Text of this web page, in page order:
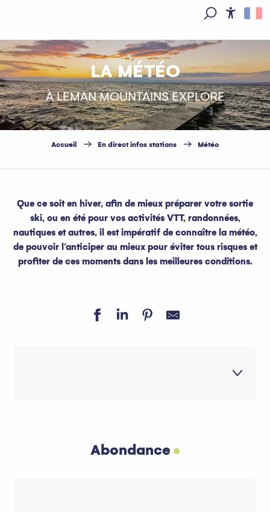
principal
LA MÉTÉO
À LEMAN MOUNTAINS EXPLORE
Accueil En direct infos stations Météo
Que ce soit en hiver, afin de mieux préparer votre sortie
ski, ou en été pour vos activités VTT, randonnées,
nautiques et autres, il est impératif de connaître la météo,
de pouvoir l’anticiper au mieux pour éviter tous risques et
profiter de ces moments dans les meilleures conditions.
Abondance